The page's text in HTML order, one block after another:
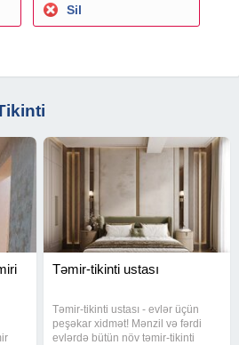
Sil
Təmir-tikinti ustası
Təmir-tikinti ustası - evlər üçün
peşəkar xidmət! Mənzil və fərdi
evlərdə bütün növ təmir-tikinti